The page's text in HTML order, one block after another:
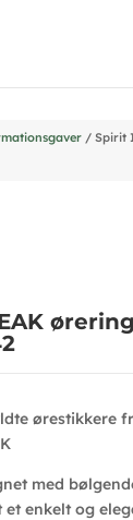
/ Spirit
ørestikkere
med
enkelt og